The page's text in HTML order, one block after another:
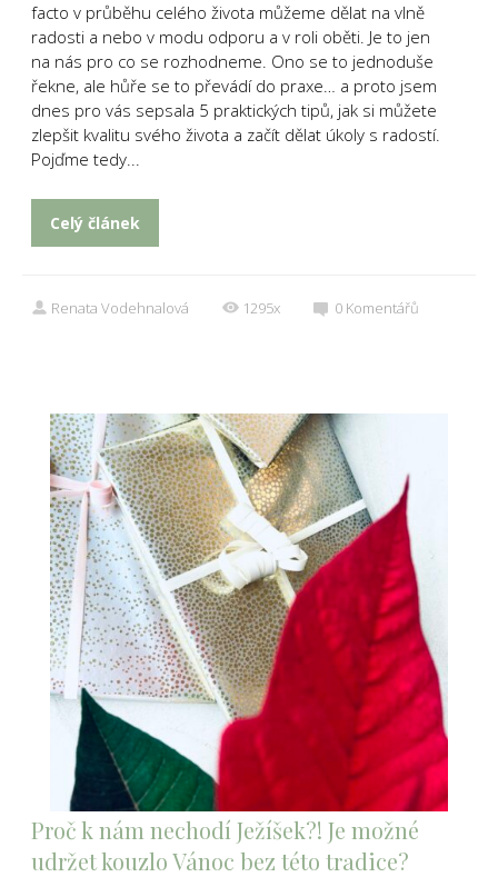
facto v průběhu celého života můžeme dělat na vlně
radosti a nebo v modu odporu a v roli oběti. Je to jen
na nás pro co se rozhodneme. Ono se to jednoduše
řekne, ale hůře se to převádí do praxe… a proto jsem
dnes pro vás sepsala 5 praktických tipů, jak si můžete
zlepšit kvalitu svého života a začít dělat úkoly s radostí.
Pojďme tedy...
Celý článek
Renata Vodehnalová 1295x 0 Komentářů
Proč k nám nechodí Ježíšek?! Je možné
udržet kouzlo Vánoc bez této tradice?